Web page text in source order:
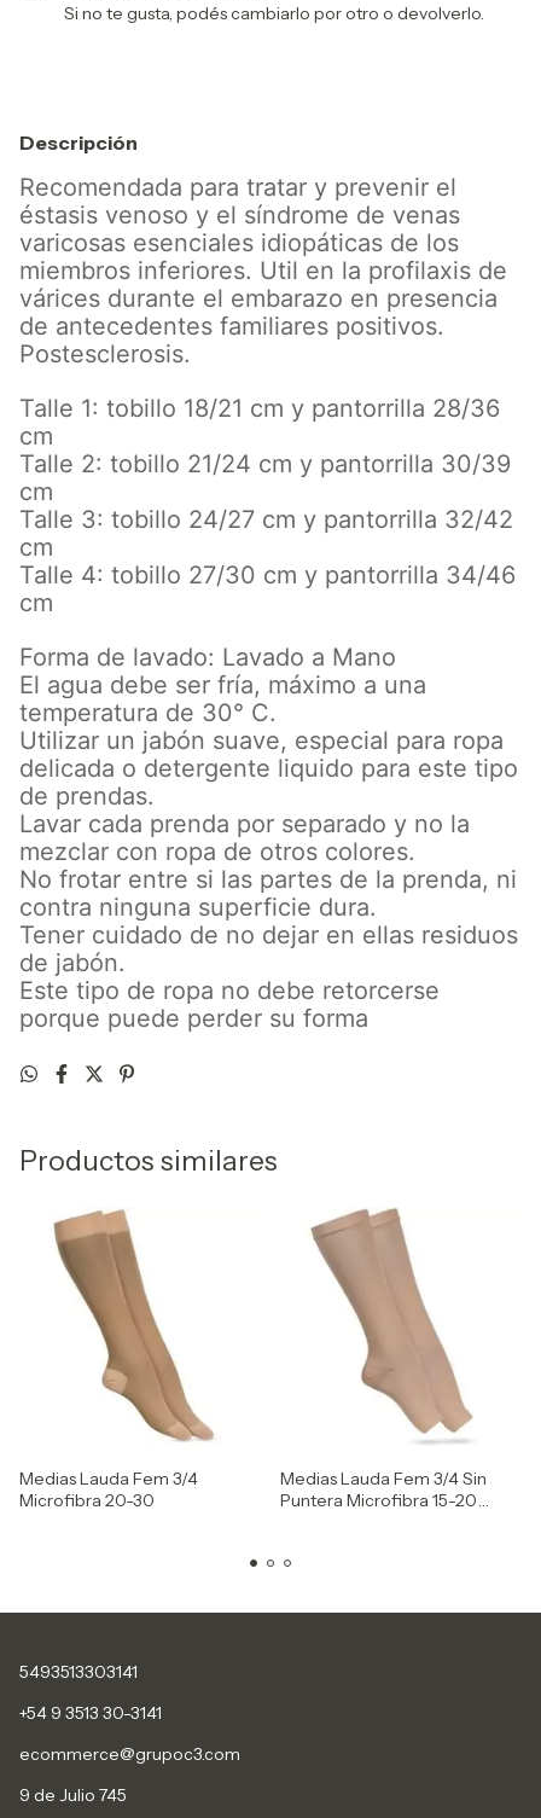
Si no te gusta, podés cambiarlo por otro o devolverlo.
Descripción
Recomendada para tratar y prevenir el
éstasis venoso y el síndrome de venas
varicosas esenciales idiopáticas de los
miembros inferiores. Util en la profilaxis de
várices durante el embarazo en presencia
de antecedentes familiares positivos.
Postesclerosis.
Talle 1: tobillo 18/21 cm y pantorrilla 28/36
cm
Talle 2: tobillo 21/24 cm y pantorrilla 30/39
cm
Talle 3: tobillo 24/27 cm y pantorrilla 32/42
cm
Talle 4: tobillo 27/30 cm y pantorrilla 34/46
cm
Forma de lavado: Lavado a Mano
El agua debe ser fría, máximo a una
temperatura de 30° C.
Utilizar un jabón suave, especial para ropa
delicada o detergente liquido para este tipo
de prendas.
Lavar cada prenda por separado y no la
mezclar con ropa de otros colores.
No frotar entre si las partes de la prenda, ni
contra ninguna superficie dura.
Tener cuidado de no dejar en ellas residuos
de jabón.
Este tipo de ropa no debe retorcerse
porque puede perder su forma
Productos similares
Medias Lauda Fem 3/4
Microfibra 20-30
Medias Lauda Fem 3/4 Sin
Puntera Microfibra 15-20
5493513303141
+54 9 3513 30-3141
ecommerce@grupoc3.com
9 de Julio 745